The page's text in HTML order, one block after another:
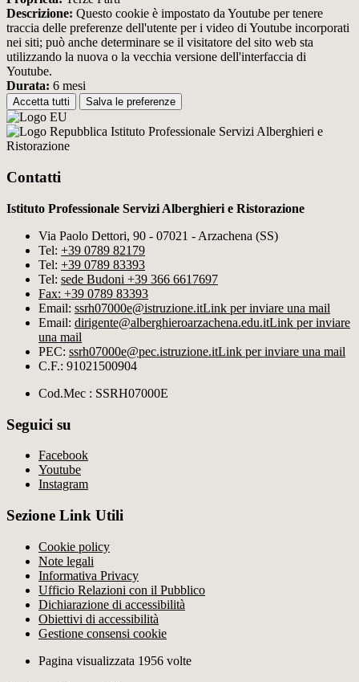
Descrizione: Questo cookie è impostato da Youtube per tenere
traccia delle preferenze dell'utente per i video di Youtube incorporati
nei siti; può anche determinare se il visitatore del sito web sta
utilizzando la nuova o la vecchia versione dell'interfaccia di
Youtube.
Durata: 6 mesi
Accetta tutti Salva le preferenze
Istituto Professionale Servizi Alberghieri e
Ristorazione
Contatti
Istituto Professionale Servizi Alberghieri e Ristorazione
Via Paolo Dettori, 90 - 07021 - Arzachena (SS)
Tel: +39 0789 82179
Tel: +39 0789 83393
Tel: sede Budoni +39 366 6617697
Fax: +39 0789 83393
Email: ssrh07000e@istruzione.itLink per inviare una mail
Email: dirigente@alberghieroarzachena​.edu.itLink per inviare
una mail
PEC: ssrh07000e@pec.istruzione.itLink per inviare una mail
C.F.: 91021500904
Cod.Mec : SSRH07000E
Seguici su
Facebook
Youtube
Instagram
Sezione Link Utili
Cookie policy
Note legali
Informativa Privacy
Ufficio Relazioni con il Pubblico
Dichiarazione di accessibilità
Obiettivi di accessibilità
Gestione consensi cookie
Pagina visualizzata 1956 volte